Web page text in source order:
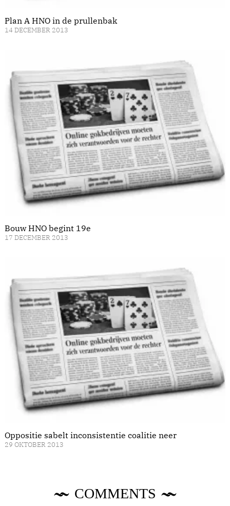
Plan A HNO in de prullenbak
14 DECEMBER 2013
Bouw HNO begint 19e
17 DECEMBER 2013
Oppositie sabelt inconsistentie coalitie neer
29 OKTOBER 2013
COMMENTS